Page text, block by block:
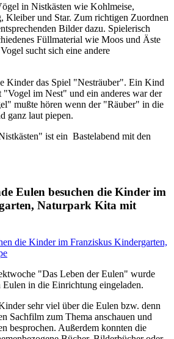
in Nistkästen wie Kohlmeise,
Kleiber und Star. Zum richtigen Zuordnen
Bilder dazu. Spielerisch
Füllmaterial wie Moos und Äste
sucht sich eine andere
Kinder das Spiel "Nesträuber". Ein Kind
"Vogel im Nest" und ein anderes war der
mußte hören wenn der "Räuber" in die
ganz laut piepen.
ist ein Bastelabend mit den
Eulen besuchen die Kinder im
Naturpark Kita mit
"Das Leben der Eulen" wurde
in die Einrichtung eingeladen.
sehr viel über die Eulen bzw. denn
Sachfilm zum Thema anschauen und
besprochen. Außerdem konnten die